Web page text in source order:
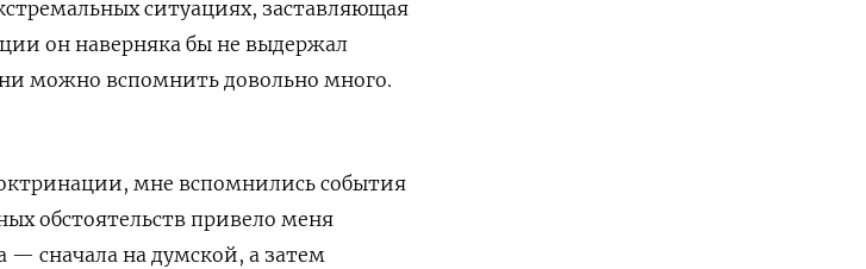
ситуациях, заставляющая
он наверняка бы не выдержал
можно вспомнить довольно много.
мне вспомнились события
обстоятельств привело меня
сначала на думской, а затем